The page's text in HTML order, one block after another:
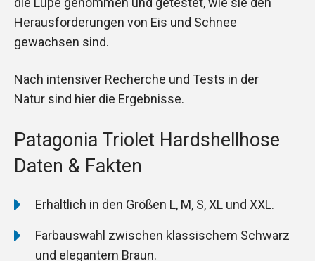
Herausforderungen von Eis und Schnee
gewachsen sind.
Nach intensiver Recherche und Tests in der
Natur sind hier die Ergebnisse.
Patagonia Triolet Hardshellhose
Daten & Fakten
Erhältlich in den Größen L, M, S, XL und XXL.
Farbauswahl zwischen klassischem Schwarz
und elegantem Braun.